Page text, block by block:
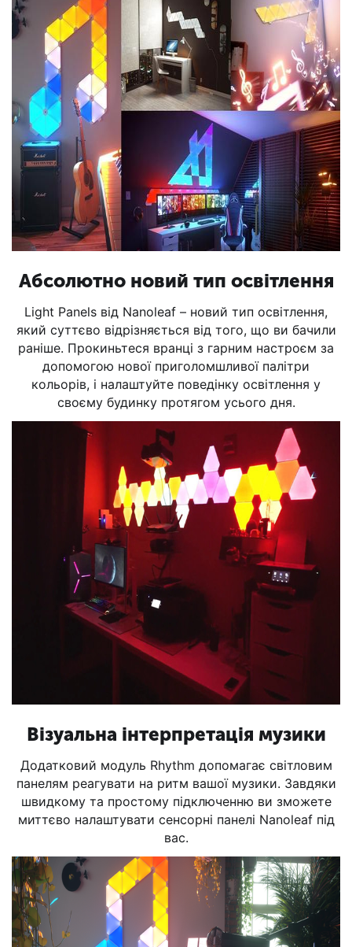
Абсолютно новий тип освітлення
Light Panels від Nanoleaf – новий тип освітлення,
який суттєво відрізняється від того, що ви бачили
раніше. Прокиньтеся вранці з гарним настроєм за
допомогою нової приголомшливої палітри
кольорів, і налаштуйте поведінку освітлення у
своєму будинку протягом усього дня.
Візуальна інтерпретація музики
Додатковий модуль Rhythm допомагає світловим
панелям реагувати на ритм вашої музики. Завдяки
швидкому та простому підключенню ви зможете
миттєво налаштувати сенсорні панелі Nanoleaf під
вас.